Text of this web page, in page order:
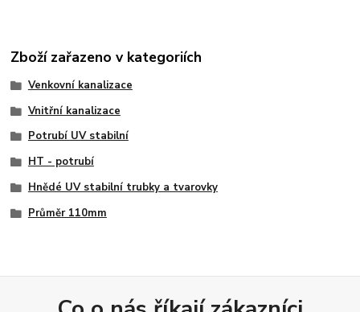
Zboží zařazeno v kategoriích
Venkovní kanalizace
Vnitřní kanalizace
Potrubí UV stabilní
HT - potrubí
Hnědé UV stabilní trubky a tvarovky
Průměr 110mm